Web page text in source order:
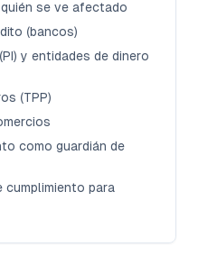
se ve afectado
(bancos)
y entidades de dinero
(TPP)
como guardián de
cumplimiento para